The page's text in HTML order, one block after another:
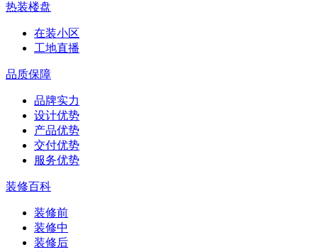
热装楼盘
在装小区
工地直播
品质保障
品牌实力
设计优势
产品优势
交付优势
服务优势
装修百科
装修前
装修中
装修后